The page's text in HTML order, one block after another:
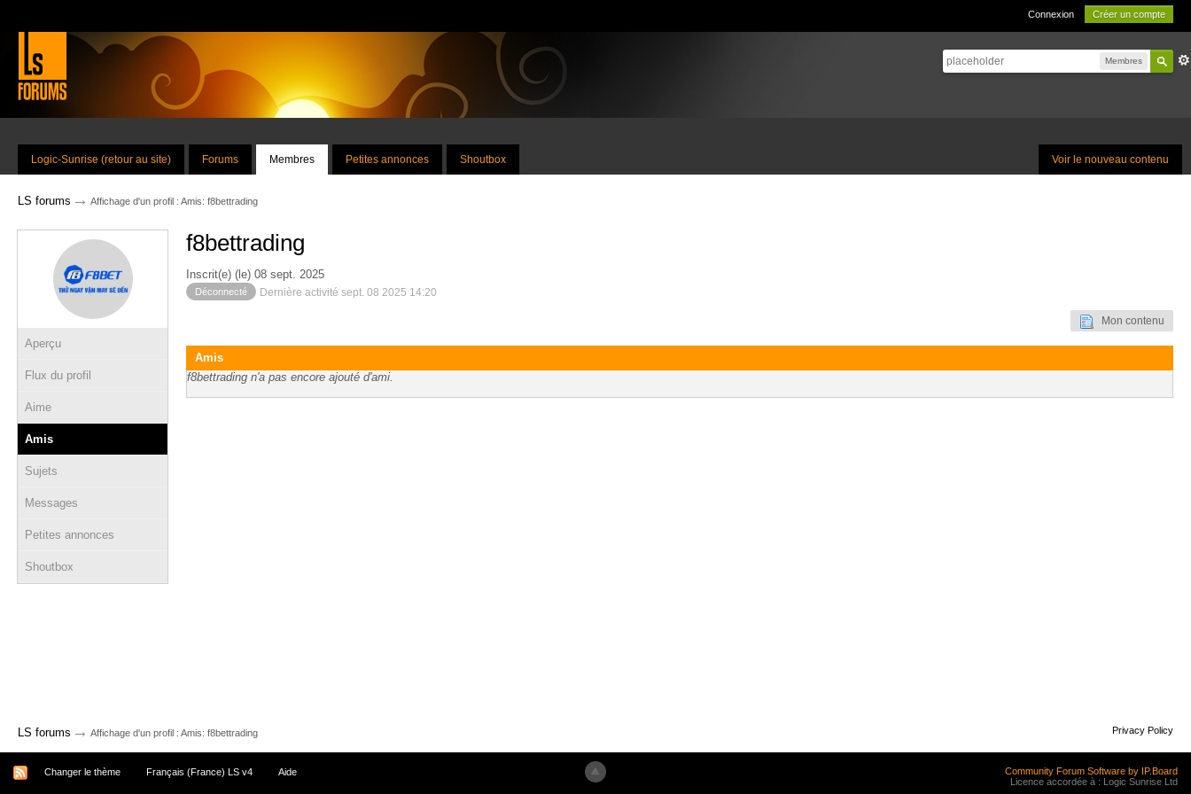
Connexion Créer un compte
Membres
Voir le nouveau contenu
Logic-Sunrise (retour au site) Forums Membres Petites annonces Shoutbox
LS forums → Affichage d'un profil : Amis: f8bettrading
Aperçu
Flux du profil
Aime
Amis
Sujets
Messages
Petites annonces
Shoutbox
f8bettrading
Inscrit(e) (le) 08 sept. 2025
Déconnecté Dernière activité sept. 08 2025 14:20
Mon contenu
Amis
f8bettrading n'a pas encore ajouté d'ami.
LS forums → Affichage d'un profil : Amis: f8bettrading Privacy Policy
Changer le thème Français (France) LS v4 Aide
Community Forum Software by IP.Board
Licence accordée à : Logic Sunrise Ltd